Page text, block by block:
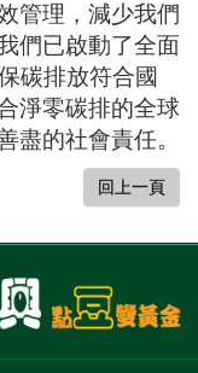
管理，減少我們
們已啟動了全面
碳排放符合國
淨零碳排的全球
盡的社會責任。
回上一頁